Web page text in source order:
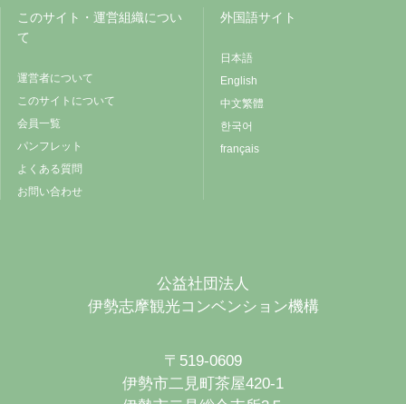
このサイト・運営組織につい
て
運営者について
このサイトについて
会員一覧
パンフレット
よくある質問
お問い合わせ
外国語サイト
日本語
English
中文繁體
한국어
français
公益社団法人
伊勢志摩観光コンベンション機構
〒519-0609
伊勢市二見町茶屋420-1